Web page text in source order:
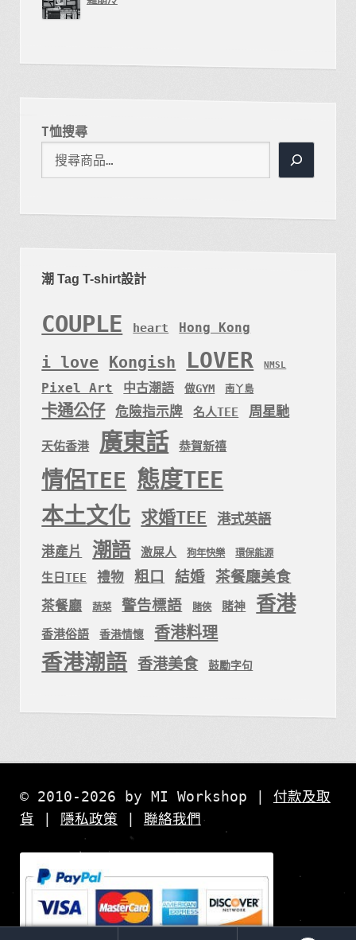
T恤搜尋
潮 Tag T-shirt設計
COUPLE heart Hong Kong
i love Kongish LOVER NMSL
Pixel Art 中古潮語 做GYM 南丫島
卡通公仔 危險指示牌 名人TEE 周星馳
天佑香港 廣東話 恭賀新禧
情侶TEE 態度TEE
本土文化 求婚TEE 港式英語
港產片 潮語 激屎人 狗年快樂 環保能源
生日TEE 禮物 粗口 結婚 茶餐廰美食
茶餐廳 蔬菜 警告標語 賭俠 賭神 香港
香港俗語 香港情懷 香港料理
香港潮語 香港美食 鼓勵字句
© 2010-2026 by MI Workshop | 付款及取
貨
隱私政策 聯絡我們